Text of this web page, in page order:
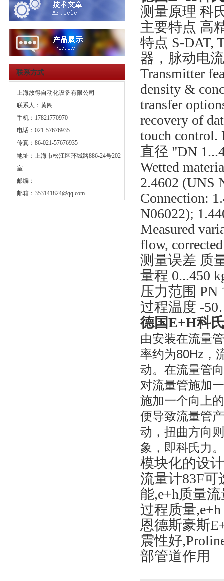
联系方式
上海故得自动化设备有限公司
联系人：黄阁
手机：17821770970
电话：021-57676935
传真：86-021-57676935
地址：上海市松江区环城路886-24号202
室
邮编：
邮箱： 353141824@qq.com
测量原理 科
主要特点 高
特点 S-DAT,
器，脉动电
Transmitter
density &
transfer
recovery of
touch control.
直径 "DN
Wetted
2.4602 (UNS
Connection:
N06022);
Measured
flow,
测量误差 质
量程 0...450
压力范围 PN
过程温度 -
德国E+H科
由安装在流量
率约为80Hz，
动。在流量管
对流量管施加
施加一个向上
便导致流量管
动，扭曲方向
象，即科氏力。
模块化的设
流量计83F
能,e+h质量
过程质量
恩德斯豪斯
震性好
部管道作用